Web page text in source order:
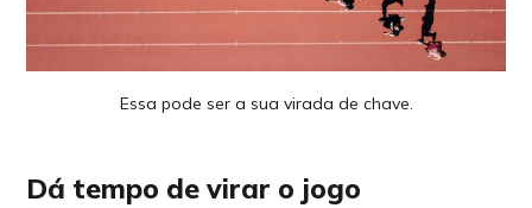
Essa pode ser a sua virada de chave.
Dá tempo de virar o jogo